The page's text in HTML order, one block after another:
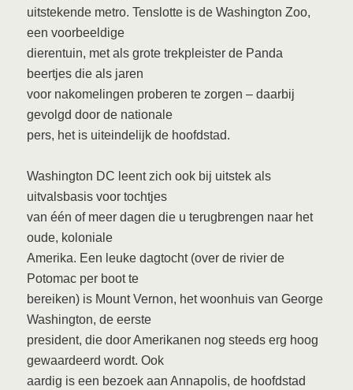
uitstekende metro. Tenslotte is de Washington Zoo,
een voorbeeldige
dierentuin, met als grote trekpleister de Panda
beertjes die als jaren
voor nakomelingen proberen te zorgen – daarbij
gevolgd door de nationale
pers, het is uiteindelijk de hoofdstad.
Washington DC leent zich ook bij uitstek als
uitvalsbasis voor tochtjes
van één of meer dagen die u terugbrengen naar het
oude, koloniale
Amerika. Een leuke dagtocht (over de rivier de
Potomac per boot te
bereiken) is Mount Vernon, het woonhuis van George
Washington, de eerste
president, die door Amerikanen nog steeds erg hoog
gewaardeerd wordt. Ook
aardig is een bezoek aan Annapolis, de hoofdstad